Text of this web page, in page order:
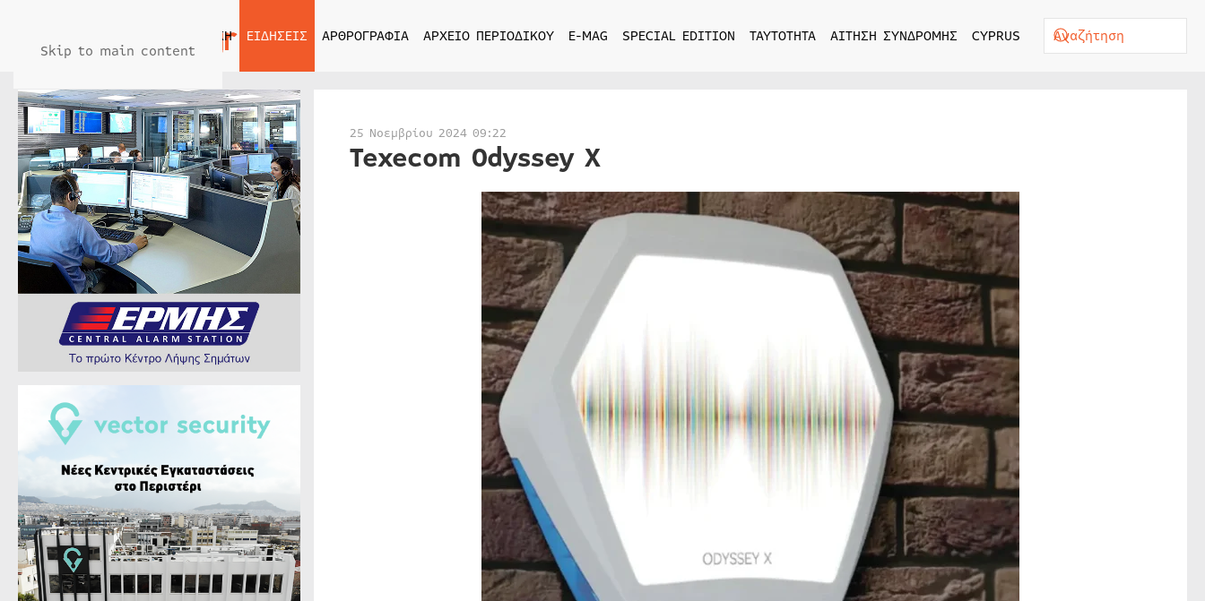
Skip to main content
ΑΡΧΙΚΗ ΕΙΔΗΣΕΙΣ ΑΡΘΡΟΓΡΑΦΙΑ ΑΡΧΕΙΟ ΠΕΡΙΟΔΙΚΟΥ E-MAG SPECIAL EDITION ΤΑΥΤΟΤΗΤΑ ΑΙΤΗΣΗ ΣΥΝΔΡΟΜΗΣ CYPRUS
25 Νοεμβρίου 2024 09:22
Texecom Odyssey X